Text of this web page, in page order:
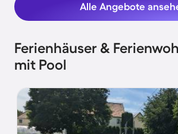
Alle Angebote
Ferienhäuser &
mit Pool